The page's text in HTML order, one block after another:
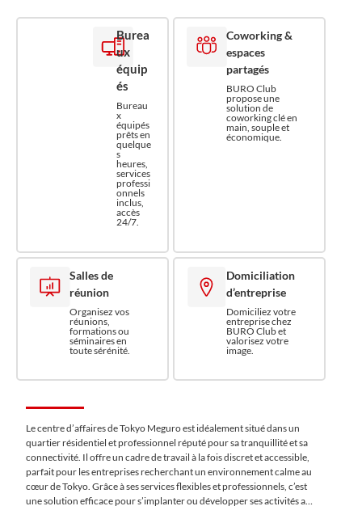
Burea
ux
équip
és
Bureau
x
équipés
prêts en
quelque
s
heures,
services
professi
onnels
inclus,
accès
24/7.
Coworking &
espaces
partagés
BURO Club
propose une
solution de
coworking clé en
main, souple et
économique.
Salles de
réunion
Organisez vos
réunions,
formations ou
séminaires en
toute sérénité.
Domiciliation
d’entreprise
Domiciliez votre
entreprise chez
BURO Club et
valorisez votre
image.
Le centre d’affaires de Tokyo Meguro est idéalement situé dans un
quartier résidentiel et professionnel réputé pour sa tranquillité et sa
connectivité. Il offre un cadre de travail à la fois discret et accessible,
parfait pour les entreprises recherchant un environnement calme au
cœur de Tokyo. Grâce à ses services flexibles et professionnels, c’est
une solution efficace pour s’implanter ou développer ses activités au